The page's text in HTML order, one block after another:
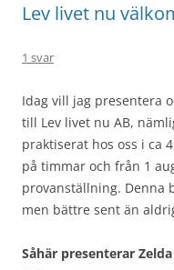
Lev livet nu
1 svar
Idag vill jag presentera
till Lev livet nu AB,
praktiserat hos oss i ca
på timmar och från 1
provanställning. Denna
men bättre sent än
Såhär presenterar Zelda